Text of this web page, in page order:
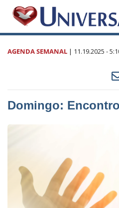
AGENDA SEMANAL | 11.19.2025 -
Domingo: